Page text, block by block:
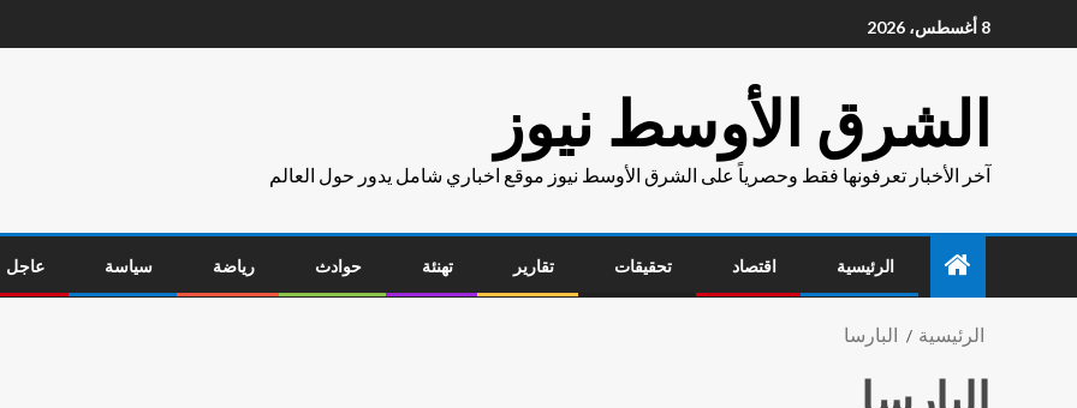
8 أغسطس، 2026
الشرق الأوسط نيوز
آخر الأخبار تعرفونها فقط وحصرياً على الشرق الأوسط نيوز موقع اخباري شامل يدور حول العالم
الرئيسية اقتصاد تحقيقات تقارير تهنئة حوادث رياضة سياسة عاجل
الرئيسية البارسا